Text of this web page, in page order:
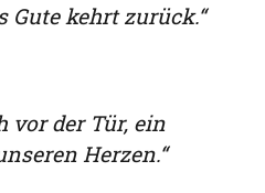
Gute kehrt zurück.“
vor der Tür, ein
Herzen.“